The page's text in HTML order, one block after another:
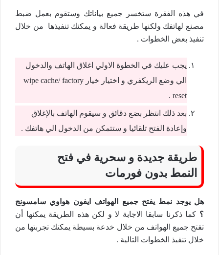
في هذه الفقرة ستخسر جميع بياناتك وستقوم بعمل ضبط
مصنع لهاتفك ولكنها طريقة فعالة و يمكنك تنفيذها من خلال
تنفيذ بعض الخطوات .
يجب عليك في الخطوة الاولي اغلاق الهاتف والدخول
الي وضع الريكفري و اختيار خيار wipe cache/ factory
reset .
بعد ذلك انتظر بضع دقائق و سيقوم الهاتف بالإغلاق
وإعادة الفتح تلقائيا و ستتمكن من الدخول الي هاتفك .
طريقة جديدة و سحرية في فتح
النمط بدون فورمات
هل يوجد نمط يفتح جميع الهواتف ايفون هواوي سامسونج
؟ كما ذكرنا سابقا الاجابة لا و لكن هذه الطريقة يمكنها أن
تفتح جميع الهواتف من خلال خدعة بسيطة يمكنك تجربتها من
خلال تنفيذ الخطوات التالية .